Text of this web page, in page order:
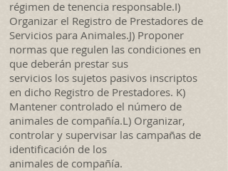
régimen de tenencia responsable.I)
Organizar el Registro de Prestadores de
Servicios para Animales.J) Proponer
normas que regulen las condiciones en
que deberán prestar sus
servicios los sujetos pasivos inscriptos
en dicho Registro de Prestadores. K)
Mantener controlado el número de
animales de compañía.L) Organizar,
controlar y supervisar las campañas de
identificación de los
animales de compañía.